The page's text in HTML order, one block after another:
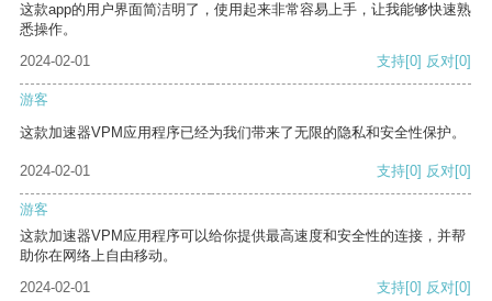
这款app的用户界面简洁明了，使用起来非常容易上手，让我能够快速熟
悉操作。
2024-02-01
支持[0] 反对[0]
游客
这款加速器VPM应用程序已经为我们带来了无限的隐私和安全性保护。
2024-02-01 支持[0] 反对[0]
游客
这款加速器VPM应用程序可以给你提供最高速度和安全性的连接，并帮
助你在网络上自由移动。
2024-02-01
支持[0] 反对[0]